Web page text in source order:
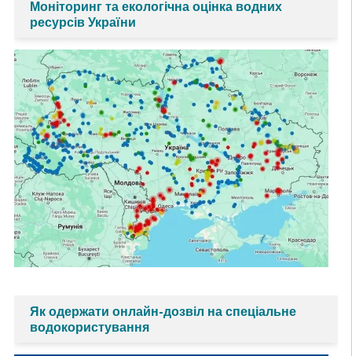
Моніторинг та екологічна оцінка водних
ресурсів України
Як одержати онлайн-дозвіл на спеціальне
водокористування